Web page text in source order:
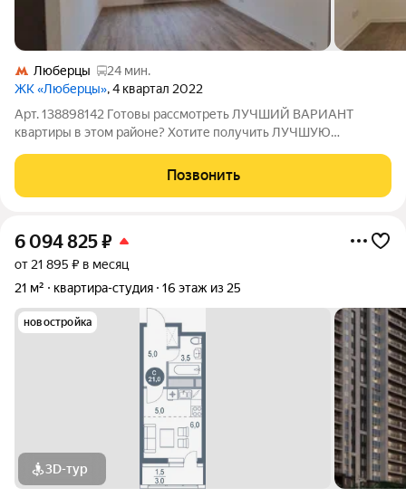
Люберцы
24 мин.
ЖК «Люберцы», 4 квартал 2022
Арт. 138898142 Готовы рассмотреть ЛУЧШИЙ ВАРИАНТ
квартиры в этом районе? Хотите получить ЛУЧШУЮ
ГАРАНТИЕЙ БЕЗОПАСНОСТИ? Тогда эта КВАРТИРА ДЛЯ ВАС!
Квартира - студия, расположенная по адресу:
Позвонить
6 094 825₽
от 21 895 ₽ в месяц
21 м²
квартира-студия 16 этаж из 25
новостройка
3D-тур